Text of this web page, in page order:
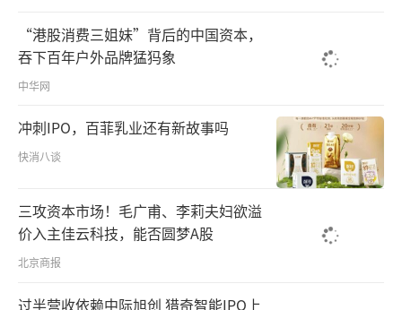
“港股消费三姐妹”背后的中国资本，
吞下百年户外品牌猛犸象
中华网
冲刺IPO，百菲乳业还有新故事吗
快消八谈
三攻资本市场！毛广甫、李莉夫妇欲溢
价入主佳云科技，能否圆梦A股
北京商报
过半营收依赖中际旭创 猎奇智能IPO上